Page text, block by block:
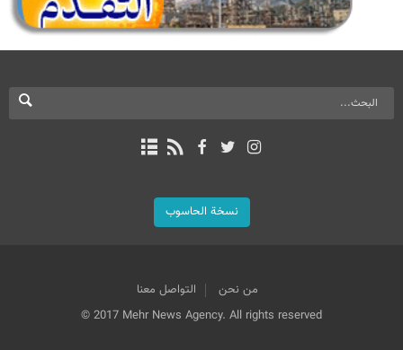
نسخة الحاسوب
من نحن
التواصل معنا
© 2017 Mehr News Agency. All rights reserved